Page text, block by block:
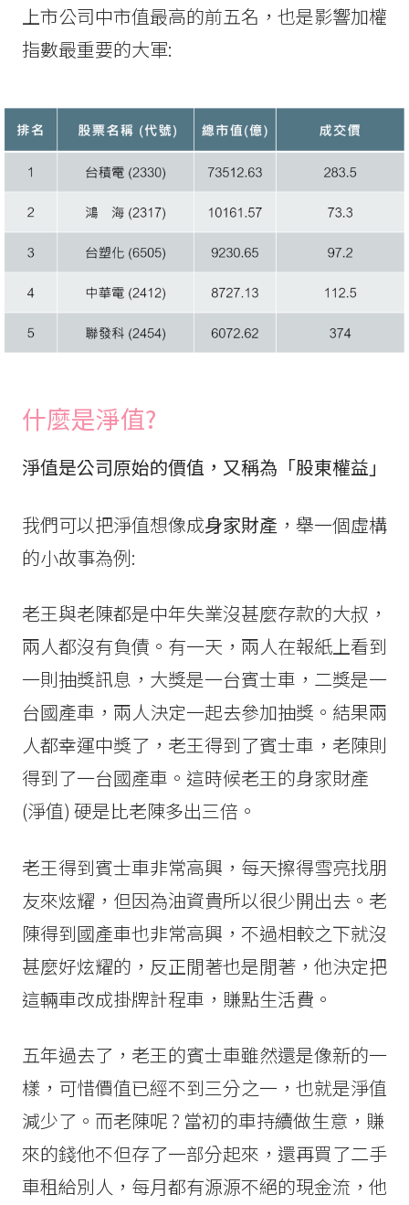
上市公司中市值最高的前五名，也是影響加權
指數最重要的大軍:
什麼是淨值?
淨值是公司原始的價值，又稱為「股東權益」
我們可以把淨值想像成身家財產 ，舉一個虛構
的小故事為例:
老王與老陳都是中年失業沒甚麼存款的大叔，
兩人都沒有負債。有一天，兩人在報紙上看到
一則抽獎訊息，大獎是一台賓士車，二獎是一
台國產車，兩人決定一起去參加抽獎。結果兩
人都幸運中獎了，老王得到了賓士車，老陳則
得到了一台國產車。這時候老王的身家財產
(淨值) 硬是比老陳多出三倍。
老王得到賓士車非常高興，每天擦得雪亮找朋
友來炫耀，但因為油資貴所以很少開出去。老
陳得到國產車也非常高興，不過相較之下就沒
甚麼好炫耀的，反正閒著也是閒著，他決定把
這輛車改成掛牌計程車，賺點生活費。
五年過去了，老王的賓士車雖然還是像新的一
樣，可惜價值已經不到三分之一，也就是淨值
減少了。而老陳呢 ? 當初的車持續做生意，賺
來的錢他不但存了一部分起來，還再買了二手
車租給別人，每月都有源源不絕的現金流，他